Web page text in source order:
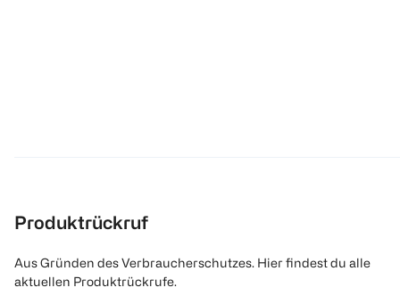
Produktrückruf
Aus Gründen des Verbraucherschutzes. Hier findest du alle
aktuellen Produktrückrufe.